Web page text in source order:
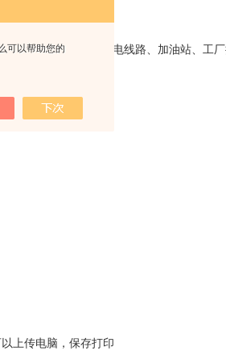
可以帮助您的
配电线路、铁塔输电线路、加油站、工
、接地电压测试
上传电脑，保存打印